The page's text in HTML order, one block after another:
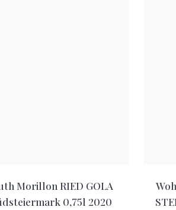
Morillon RIED GOLA
0,75l 2020